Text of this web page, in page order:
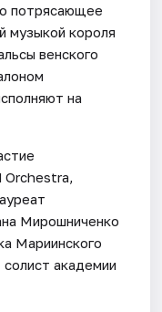
потрясающее
музыкой короля
венского
на
Orchestra,
Мирошниченко
Мариинского
академии